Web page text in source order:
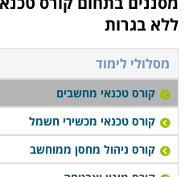
ללא בגרות
מסלולי לימוד
קורס טכנאי מחשבים
קורס טכנאי מכשירי חשמל
קורס ניהול מחסן ממוחשב